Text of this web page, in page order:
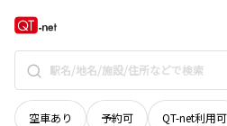
空車あり 予約可 QT-net利用可
愛媛県